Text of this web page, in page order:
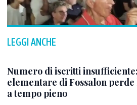
LEGGI ANCHE
Numero di iscritti
elementare di Fossalon
a tempo pieno